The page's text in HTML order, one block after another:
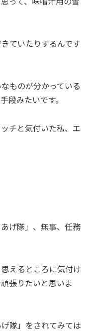
ていたりするんです
ものが分かっている
段みたいです。
チと気付いた私、エ
げ隊」、無事、任務
えるところに気付け
張りたいと思いま
隊」をされてみては